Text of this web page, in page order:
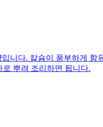
니다. 칼슘이 풍부하게
뿌려 조리하면 됩니다.